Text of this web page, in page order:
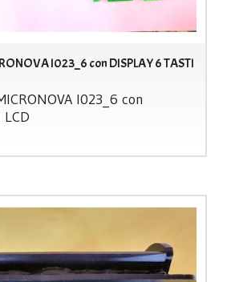
I023_6 con DISPLAY 6 TASTI
I023_6 con
LCD